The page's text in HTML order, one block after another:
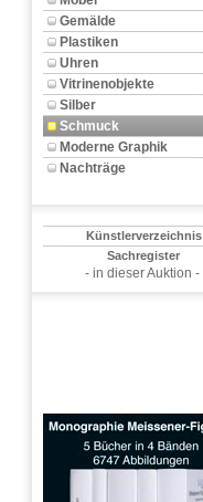
Gemälde
Plastiken
Uhren
Vitrinenobjekte
Silber
Schmuck
Moderne Graphik
Nachträge
Künstlerverzeichnis
Sachregister
- in dieser Auktion -